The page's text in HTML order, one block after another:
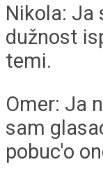
Nikola: Ja
dužnost
temi.
Omer: Ja
sam
pobuc'o